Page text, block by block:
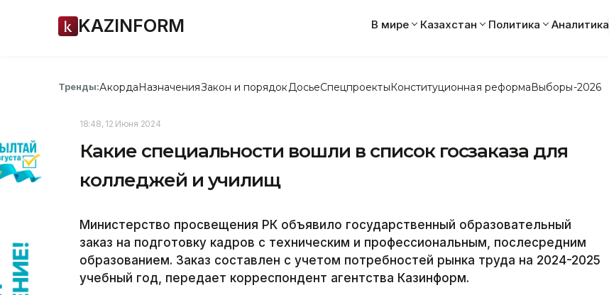
KAZINFORM В мире Казахстан Политика Аналитика
Тренды:АкордаНазначенияЗакон и порядок ДосьеСпецпроектыКонституционная реформаВыборы-2026
18:48, 12 Июня 2024
Какие специальности вошли в список госзаказа для
колледжей и училищ
Министерство просвещения РК объявило государственный образовательный
заказ на подготовку кадров с техническим и профессиональным, послесредним
образованием. Заказ составлен с учетом потребностей рынка труда на 2024-2025
учебный год, передает корреспондент агентства Казинформ.